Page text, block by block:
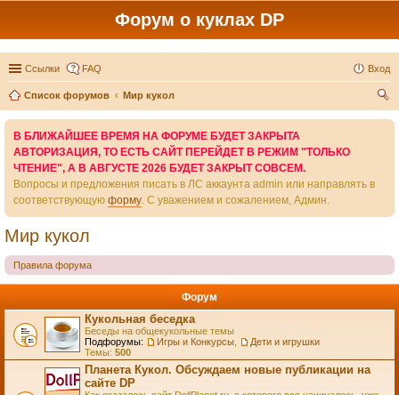
Форум о куклах DP
Ссылки FAQ Вход
Список форумов
Мир кукол
В БЛИЖАЙШЕЕ ВРЕМЯ НА ФОРУМЕ БУДЕТ ЗАКРЫТА
АВТОРИЗАЦИЯ, ТО ЕСТЬ САЙТ ПЕРЕЙДЕТ В РЕЖИМ "ТОЛЬКО
ЧТЕНИЕ", А В АВГУСТЕ 2026 БУДЕТ ЗАКРЫТ СОВСЕМ.
Вопросы и предложения писать в ЛС аккаунта admin или направлять в
соответствующую форму. С уважением и сожалением, Админ.
Мир кукол
Правила форума
Форум
Кукольная беседка
Беседы на общекукольные темы
Подфорумы:
Игры и Конкурсы
Дети и игрушки
Темы: 500
Планета Кукол. Обсуждаем новые публикации на
сайте DP